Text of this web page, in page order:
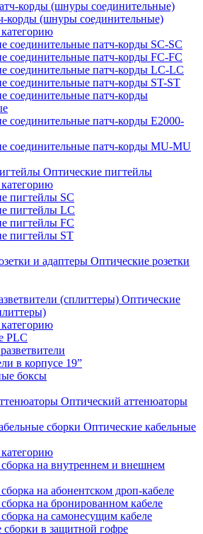
корды (шнуры соединительные)
соединительные патч-корды SC-SC
соединительные патч-корды FC-FC
соединительные патч-корды LC-LC
соединительные патч-корды ST-ST
соединительные патч-корды
соединительные патч-корды E2000-
соединительные патч-корды MU-MU
Оптические пигтейлы
пигтейлы SC
пигтейлы LC
пигтейлы FC
пигтейлы ST
Оптические розетки
Оптические
PLC
в корпусе 19”
боксы
Оптический аттенюаторы
Оптические кабельные
сборка на внутреннем и внешнем
на абонентском дроп-кабеле
на бронированном кабеле
на самонесущим кабеле
сборки в защитной гофре